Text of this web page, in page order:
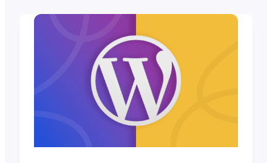
flexibility and control you need for
seamless transactions. When it comes to
selling tickets for your events, the ability to
accept…